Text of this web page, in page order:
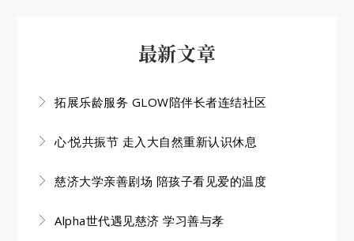
最新文章
拓展乐龄服务 GLOW陪伴长者连结社区
心·悦共振节 走入大自然重新认识休息
慈济大学亲善剧场 陪孩子看见爱的温度
Alpha世代遇见慈济 学习善与孝